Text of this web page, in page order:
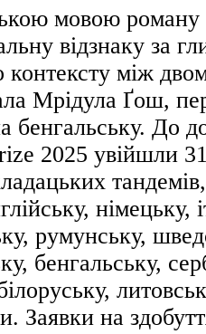
мовою роману
відзнаку за
контексту між
Мрідула Ґош,
бенгальську. До
2025 увійшли
німецьку,
румунську,
бенгальську,
Заявки на